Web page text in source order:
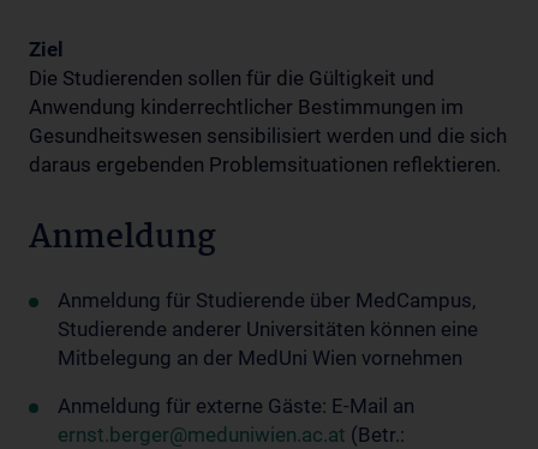
Ziel
Die Studierenden sollen für die Gültigkeit und
Anwendung kinderrechtlicher Bestimmungen im
Gesundheitswesen sensibilisiert werden und die sich
daraus ergebenden Problemsituationen reflektieren.
Anmeldung
Anmeldung für Studierende über MedCampus,
Studierende anderer Universitäten können eine
Mitbelegung an der MedUni Wien vornehmen
Anmeldung für externe Gäste: E-Mail an
ernst.berger@meduniwien.ac.at (Betr.: